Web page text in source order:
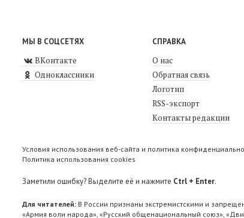
МЫ В СОЦСЕТЯХ
ВКонтакте
Одноклассники
СПРАВКА
О нас
Обратная связь
Логотип
RSS-экспорт
Контакты редакции
Условия использования веб-сайта и политика
Политика использования cookies
Заметили ошибку? Выделите её и нажмите Ctrl + Enter.
Для читателей: В России признаны экстремистскими и
«Армия воли народа», «Русский общенациональный союз»,